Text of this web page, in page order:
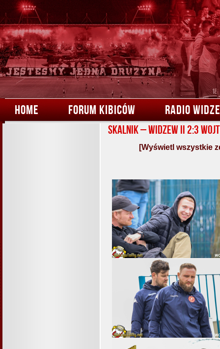
HOME FORUM KIBICÓW RADIO
Skalnik – Widzew II 2:3
[Wyświetl wszystkie